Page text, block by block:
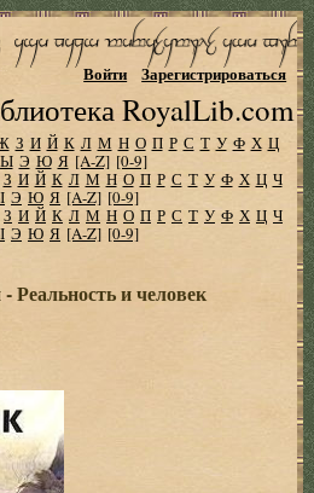
RoyalLib.com
Войти Зарегистрироваться
З И Й К Л М Н О П Р С Т У Ф Х Ц
Ы Э Ю Я [A-Z] [0-9]
З И Й К Л М Н О П Р С Т У Ф Х Ц Ч
Э Ю Я [A-Z] [0-9]
З И Й К Л М Н О П Р С Т У Ф Х Ц Ч
Э Ю Я [A-Z] [0-9]
Реальность и человек